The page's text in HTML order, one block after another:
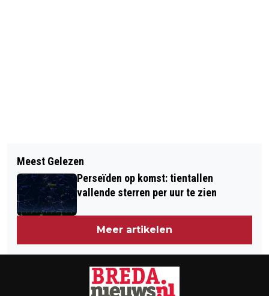
IN JUNI TOONT AD VAN HAANDEL
PENTEKENINGEN IN HET GELE HUIS
REGIONALE ZORGORGANISATIES
BUNDELEN KRACHTEN VOOR
COSCHAP OUDERENZORG
Meest Gelezen
Perseïden op komst: tientallen
vallende sterren per uur te zien
Meer artikelen